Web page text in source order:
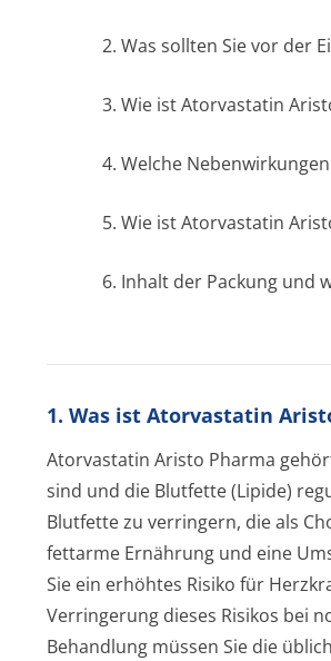
2. Was sollten Sie vor der
3. Wie ist Atorvastatin
4. Welche
5. Wie ist Atorvastatin
6. Inhalt der Packung und
1. Was ist Atorvastatin
Atorvastatin Aristo Pharma
sind und die Blutfette (Lipide)
Blutfette zu verringern, die als
fettarme Ernährung und eine
Sie ein erhöhtes Risiko für
Verringerung dieses Risikos bei
Behandlung müssen Sie die